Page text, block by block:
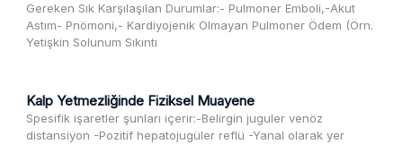
Gereken Sık Karşılaşılan Durumlar:- Pulmoner Emboli,-Akut
Astım- Pnömoni,- Kardiyojenik Olmayan Pulmoner Ödem (Örn.
Yetişkin Solunum Sıkıntı
Kalp Yetmezliğinde Fiziksel Muayene
Spesifik işaretler şunları içerir:-Belirgin juguler venöz
distansiyon -Pozitif hepatojugüler reflü -Yanal olarak yer